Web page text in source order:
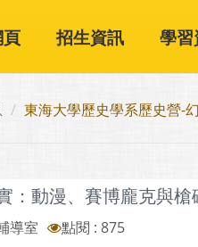
招生資訊 學
東海大學歷史學系歷史營-
：動漫、賽博龐克與槍
導室
點閱 : 875